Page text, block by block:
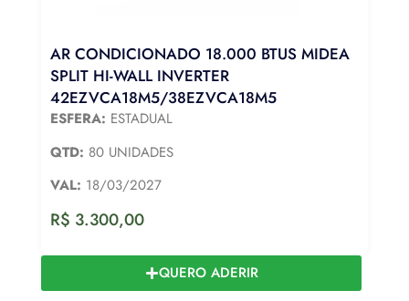
AR CONDICIONADO 18.000 BTUS MIDEA
SPLIT HI-WALL INVERTER
42EZVCA18M5/38EZVCA18M5
ESFERA: ESTADUAL
QTD: 80 UNIDADES
VAL: 18/03/2027
R$ 3.300,00
QUERO ADERIR